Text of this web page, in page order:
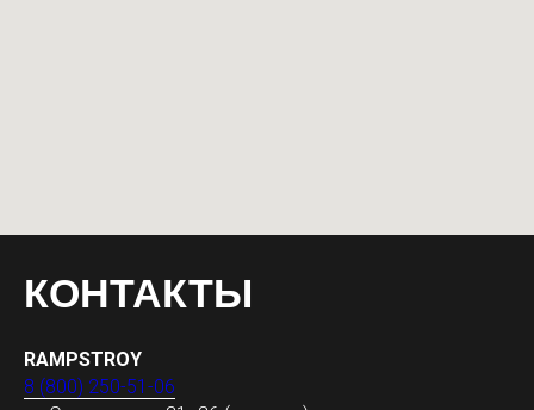
КОНТАКТЫ
RAMPSTROY
8 (800) 250-51-06